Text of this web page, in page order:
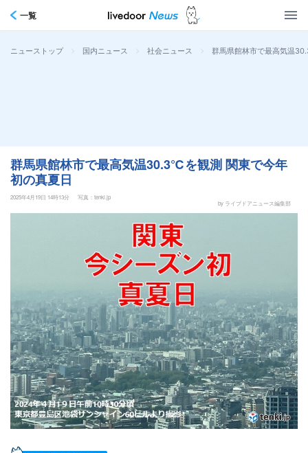
一覧
ニューストップ > 国内ニュース > 社会ニュース > 群馬県館林市で最高気温
群馬県館林市で最高気温30.3℃を観測 関東で今年
初の真夏日
2025年4月19日 14時13分
写真：tenki.jp
by ライブドアニュース編集部